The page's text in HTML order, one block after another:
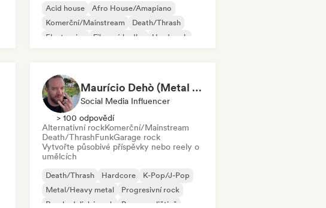
Acid house
Afro House/Amapiano
Komerční/Mainstream
Death/Thrash
Electronica
Filmová hudba
Hard rock
Maurício Dehò (Metal Mau)
Social Media Influencer
> 100 odpovědí
Alternativní rockKomerční/Mainstream
Death/ThrashFunkGarage rock
Vytvořte působivé příspěvky nebo reely o
umělcích
Death/Thrash Hardcore
K-Pop/J-Pop
Metal/Heavy metal
Progresivní rock
Psychedelický rock
Rap v angličtině